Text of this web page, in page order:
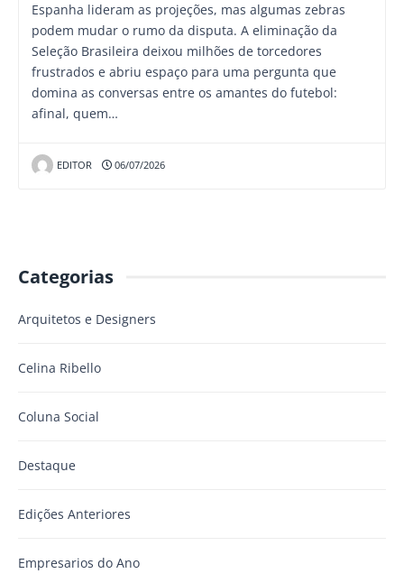
Espanha lideram as projeções, mas algumas zebras
podem mudar o rumo da disputa. A eliminação da
Seleção Brasileira deixou milhões de torcedores
frustrados e abriu espaço para uma pergunta que
domina as conversas entre os amantes do futebol:
afinal, quem…
EDITOR 06/07/2026
Categorias
Arquitetos e Designers
Celina Ribello
Coluna Social
Destaque
Edições Anteriores
Empresarios do Ano